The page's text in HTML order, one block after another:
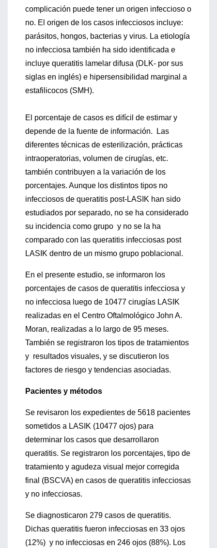
complicación puede tener un origen infeccioso o
no. El origen de los casos infecciosos incluye:
parásitos, hongos, bacterias y virus. La etiología
no infecciosa también ha sido identificada e
incluye queratitis lamelar difusa (DLK- por sus
siglas en inglés) e hipersensibilidad marginal a
estafilicocos (SMH).
El porcentaje de casos es difícil de estimar y
depende de la fuente de información. Las
diferentes técnicas de esterilización, prácticas
intraoperatorias, volumen de cirugías, etc.
también contribuyen a la variación de los
porcentajes. Aunque los distintos tipos no
infecciosos de queratitis post-LASIK han sido
estudiados por separado, no se ha considerado
su incidencia como grupo y no se la ha
comparado con las queratitis infecciosas post
LASIK dentro de un mismo grupo poblacional.
En el presente estudio, se informaron los
porcentajes de casos de queratitis infecciosa y
no infecciosa luego de 10477 cirugías LASIK
realizadas en el Centro Oftalmológico John A.
Moran, realizadas a lo largo de 95 meses.
También se registraron los tipos de tratamientos
y resultados visuales, y se discutieron los
factores de riesgo y tendencias asociadas.
Pacientes y métodos
Se revisaron los expedientes de 5618 pacientes
sometidos a LASIK (10477 ojos) para
determinar los casos que desarrollaron
queratitis. Se registraron los porcentajes, tipo de
tratamiento y agudeza visual mejor corregida
final (BSCVA) en casos de queratitis infecciosas
y no infecciosas.
Se diagnosticaron 279 casos de queratitis.
Dichas queratitis fueron infecciosas en 33 ojos
(12%) y no infecciosas en 246 ojos (88%). Los